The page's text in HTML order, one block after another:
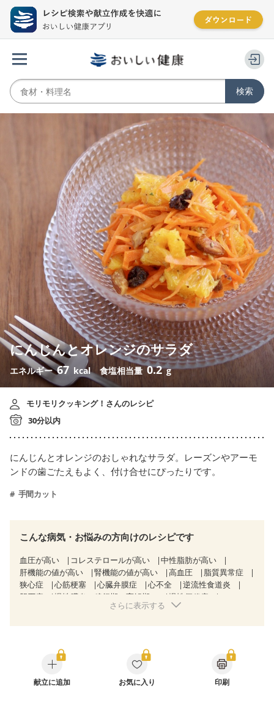
にんじんとオレンジのサラダ
エネルギー67 kcal 食塩相当量 0.2 g
モリモリクッキング！さんのレシピ
30分以内
にんじんとオレンジのおしゃれなサラダ。レーズンやアーモ
ンドの歯ごたえもよく、付け合せにぴったりです。
手間カット
こんな病気・お悩みの方向けのレシピです
血圧が高い コレステロールが高い
中性脂肪が高い
肝機能の値が高い
腎機能の値が高い 高血圧
脂質異常症
狭心症
心筋梗塞 心臓弁膜症 心不全
逆流性食道炎
胆石症
慢性膵炎（移行期・寛解期）
慢性便秘症
糖尿病性腎症（第１期）
乳がん（ホルモン療法中）
乳がん（放射線治療中）
乳がん治療を終えた方・経過観察中の方など
味の感じ方が変わった
妊娠中(初期)
さらに表示する
献立に追加 お気に入り 印刷